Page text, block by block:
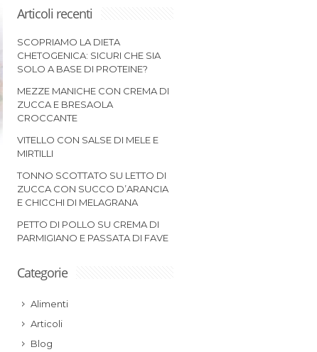
Articoli recenti
SCOPRIAMO LA DIETA
CHETOGENICA: SICURI CHE SIA
SOLO A BASE DI PROTEINE?
MEZZE MANICHE CON CREMA DI
ZUCCA E BRESAOLA
CROCCANTE
VITELLO CON SALSE DI MELE E
MIRTILLI
TONNO SCOTTATO SU LETTO DI
ZUCCA CON SUCCO D’ARANCIA
E CHICCHI DI MELAGRANA
PETTO DI POLLO SU CREMA DI
PARMIGIANO E PASSATA DI FAVE
Categorie
Alimenti
Articoli
Blog